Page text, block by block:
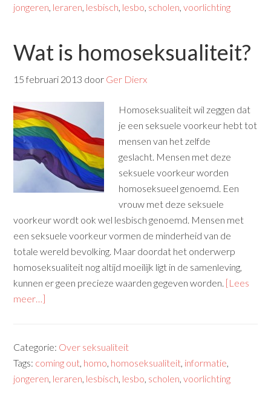
jongeren, leraren, lesbisch, lesbo, scholen,voorlichting
Wat is homoseksualiteit?
15 februari 2013 door Ger Dierx
Homoseksualiteit wil zeggen dat
je een seksuele voorkeur hebt tot
mensen van het zelfde
geslacht. Mensen met deze
seksuele voorkeur worden
homoseksueel genoemd. Een
vrouw met deze seksuele
voorkeur wordt ook wel lesbisch genoemd. Mensen met
een seksuele voorkeur vormen de minderheid van de
totale wereld bevolking. Maar doordat het onderwerp
homoseksualiteit nog altijd moeilijk ligt in de samenleving,
kunnen er geen precieze waarden gegeven worden. [Lees
meer…]
Categorie: Over seksualiteit
Tags: coming out, homo, homoseksualiteit, informatie,
jongeren, leraren, lesbisch, lesbo, scholen,voorlichting